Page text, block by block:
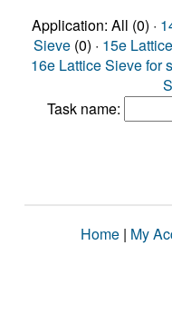
Application: All (0) ·
Sieve (0) · 15e
16e Lattice Sieve for
Task name:
Home | My